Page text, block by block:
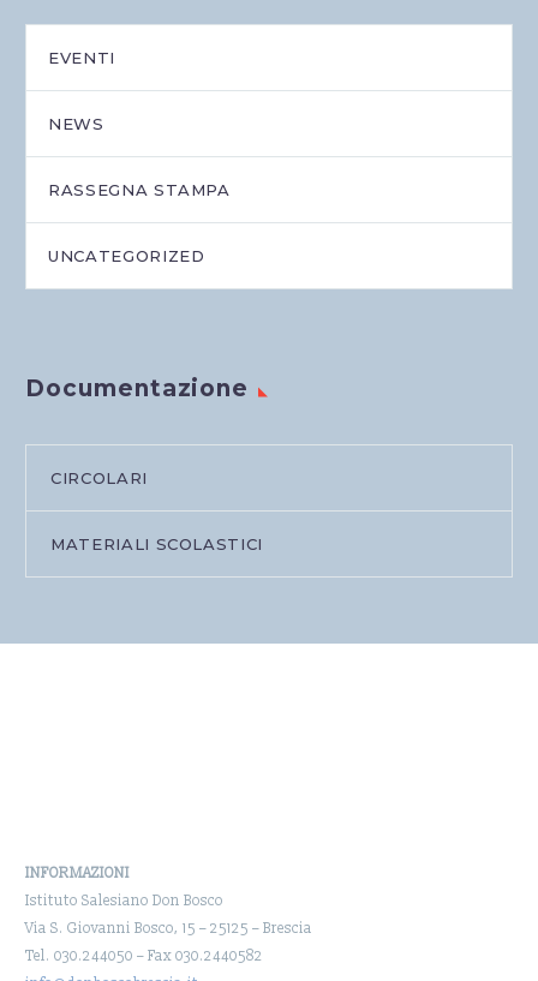
EVENTI
NEWS
RASSEGNA STAMPA
UNCATEGORIZED
Documentazione
CIRCOLARI
MATERIALI SCOLASTICI
INFORMAZIONI
Istituto Salesiano Don Bosco
Via S. Giovanni Bosco, 15 – 25125 – Brescia
Tel. 030.244050 – Fax 030.2440582